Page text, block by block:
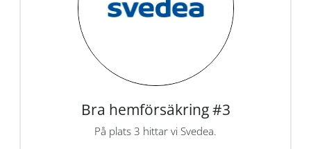
Bra hemförsäkring #3
På plats 3 hittar vi Svedea.